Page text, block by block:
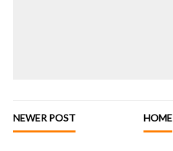
NEWER POST HOME